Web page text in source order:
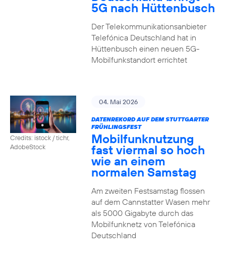
5G nach Hüttenbusch
Der Telekommunikationsanbieter
Telefónica Deutschland hat in
Hüttenbusch einen neuen 5G-
Mobilfunkstandort errichtet
Credits: istock / tichr,
AdobeStock
04. Mai 2026
DATENREKORD AUF DEM STUTTGARTER
FRÜHLINGSFEST
Mobilfunknutzung
fast viermal so hoch
wie an einem
normalen Samstag
Am zweiten Festsamstag flossen
auf dem Cannstatter Wasen mehr
als 5000 Gigabyte durch das
Mobilfunknetz von Telefónica
Deutschland